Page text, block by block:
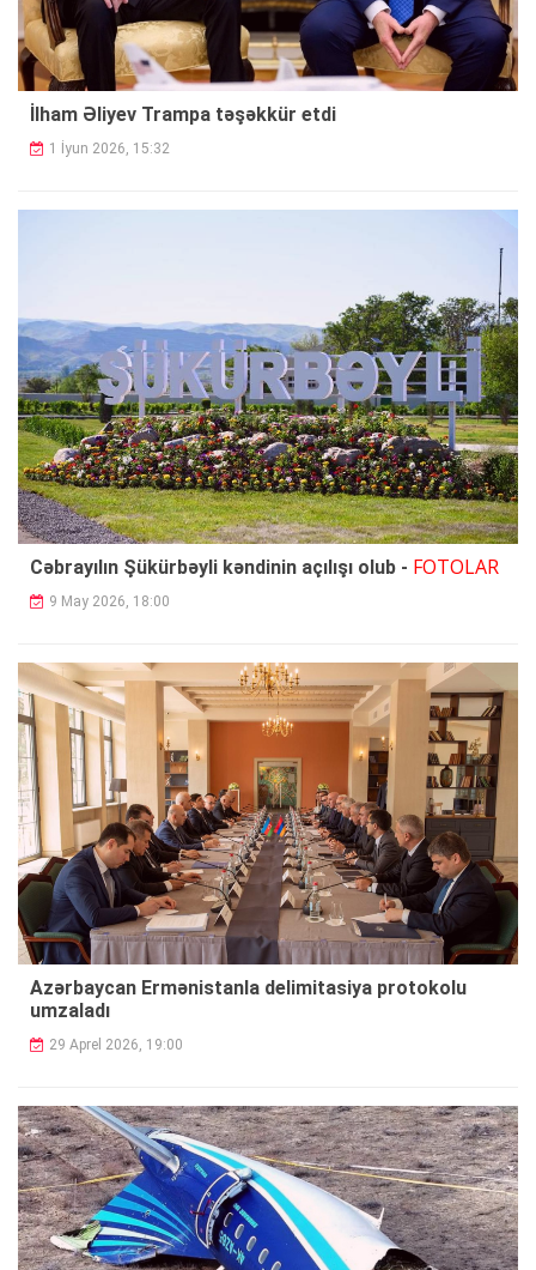
İlham Əliyev Trampa təşəkkür etdi
1 İyun 2026, 15:32
Cəbrayılın Şükürbəyli kəndinin açılışı olub - FOTOLAR
9 May 2026, 18:00
Azərbaycan Ermənistanla delimitasiya protokolu
umzaladı
29 Aprel 2026, 19:00